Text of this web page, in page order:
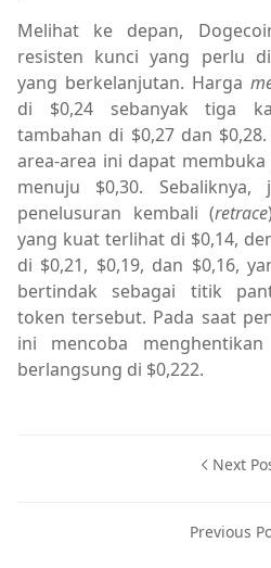
Melihat ke depan,
resisten kunci yang perlu
yang berkelanjutan. Harga
di $0,24 sebanyak tiga
tambahan di $0,27 dan
area-area ini dapat
menuju $0,30. Sebaliknya,
penelusuran kembali (retrace
yang kuat terlihat di $0,14,
di $0,21, $0,19, dan $0,16,
bertindak sebagai titik
token tersebut. Pada saat
ini mencoba
berlangsung di $0,222.
Next
Previous